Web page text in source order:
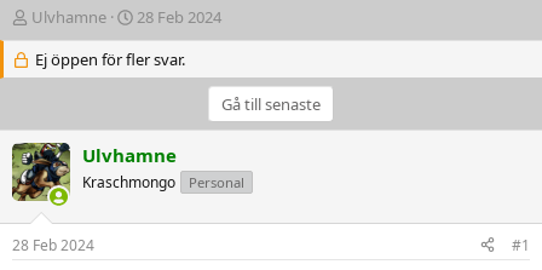
T
h
e
s
t
a
e
Ulvhamne
S
t
a
r
t
e
28 Feb 2024
Ej öppen för fler svar.
Gå till senaste
Ulvhamne
Kraschmongo Personal
28 Feb 2024 #1